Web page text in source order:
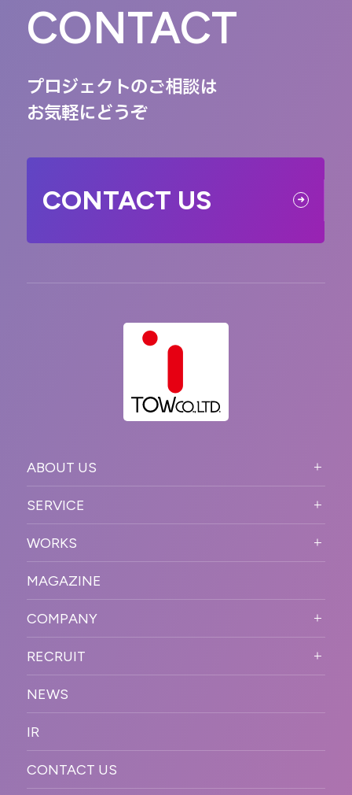
CONTACT
プロジェクトのご相談は
お気軽にどうぞ
CONTACT US
ABOUT US
PURPOSE
VISION
OUR DNA
SERVICE
STRONG POINT
BUSINESS DOMAIN
SOLUTION
WORKFLOW
WORKS
オンラインイベント
SNSプロモーション
プラットフォーム販
促
デジタル制作・映像
制作
PR
カンファレンス・展示会・アワ
ESPORTS・ゲームプロモーシ
MAGAZINE
COMPANY
COMPANY INFORMATION
MESSAGE
OFFICER
ACCESS
ORGANIZATION CHART
RECRUIT
新卒採用
キャリア採用
NEWS
IR
CONTACT US